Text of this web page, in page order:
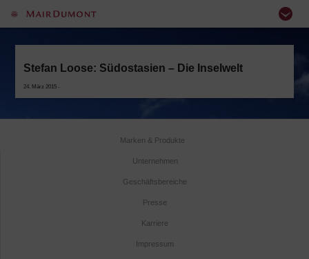
Stefan Loose: Südostasien – Die Inselwelt
24. März 2015 -
Marken & Produkte
Unternehmen
Geschäftsbereiche
Presse
Karriere
Impressum